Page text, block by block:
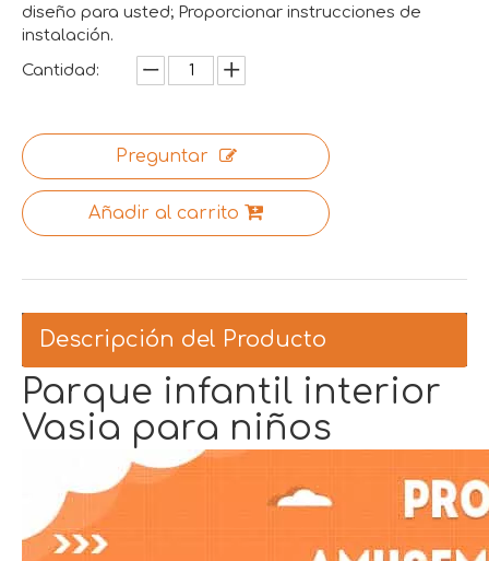
diseño para usted; Proporcionar instrucciones de
instalación.
Cantidad:
Preguntar
Añadir al carrito
Descripción del Producto
Parque infantil interior
Vasia para niños